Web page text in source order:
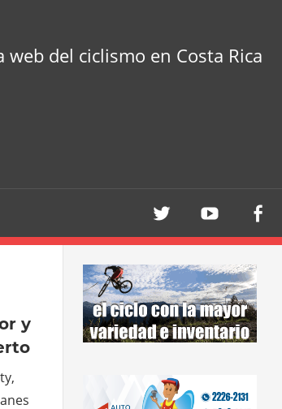
web del ciclismo en Costa Rica
y